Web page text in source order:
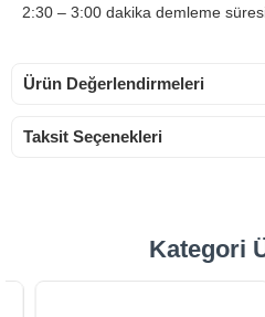
2:30 – 3:00 dakika demleme
Ürün Değerlendirmeleri
Taksit Seçenekleri
Kategori